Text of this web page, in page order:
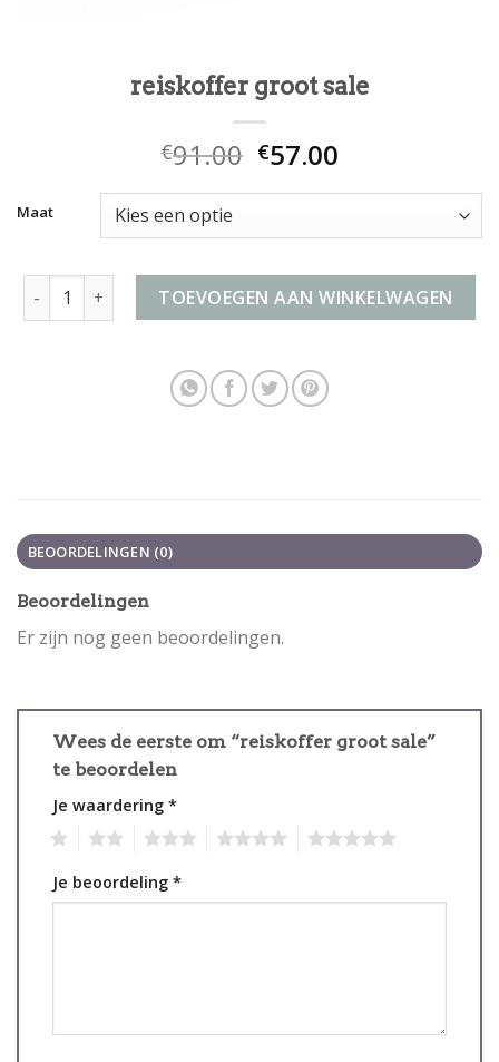
reiskoffer groot sale
€91.00 €57.00
Maat
reiskoffer groot sale aantalTOEVOEGEN AAN WINKELWAGEN
BEOORDELINGEN (0)
Beoordelingen
Er zijn nog geen beoordelingen.
Wees de eerste om “reiskoffer groot sale”
te beoordelen
Je waardering *
Je beoordeling *